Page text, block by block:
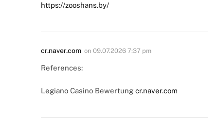
https://zooshans.by/
cr.naver.com on 09.07.2026 7:37 pm
References:
Legiano Casino Bewertung cr.naver.com